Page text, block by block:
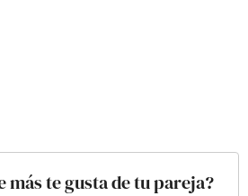
más te gusta de tu pareja?